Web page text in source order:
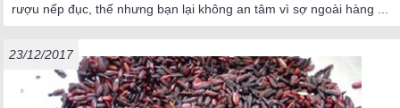
rượu nếp đục, thế nhưng bạn lại không an tâm vì sợ ngoài hàng ...
23/12/2017